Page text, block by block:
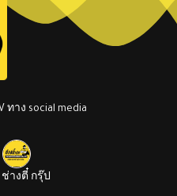
ทาง social media
ช่างตี๋ กรุ๊ป